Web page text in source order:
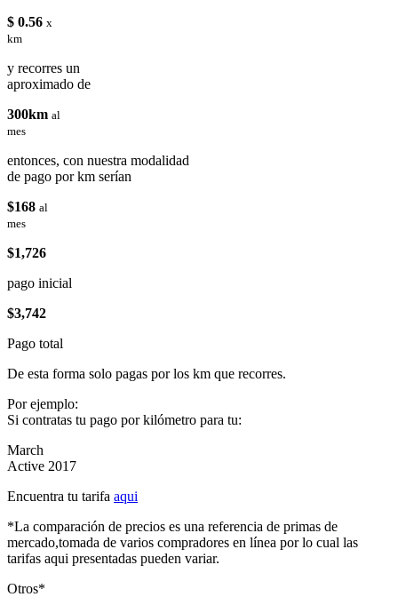
$ 0.56 x
km
y recorres un
aproximado de
300km al
mes
entonces, con nuestra modalidad
de pago por km serían
$168 al
mes
$1,726
pago inicial
$3,742
Pago total
De esta forma solo pagas por los km que recorres.
Por ejemplo:
Si contratas tu pago por kilómetro para tu:
March
Active 2017
Encuentra tu tarifa aqui
*La comparación de precios es una referencia de primas de
mercado,tomada de varios compradores en línea por lo cual las
tarifas aqui presentadas pueden variar.
Otros*